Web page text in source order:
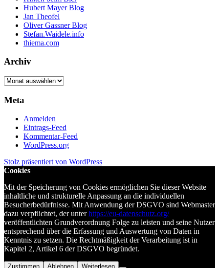
Hubert Mayer Blog
Jan Theofel
Oliver Gassner Blog
Stefan.Waidele.info
thiema.com
Archiv
Archiv
Meta
Anmelden
Eintrags-Feed
Kommentar-Feed
WordPress.org
Stolz präsentiert von WordPress
Cookies
Mit der Speicherung von Cookies ermöglichen Sie dieser Website
inhaltliche und strukturelle Anpassung an die individuellen
Besucherbedürfnisse. Mit Anwendung der DSGVO sind Webmaster
dazu verpflichtet, der unterhttps://eu-datenschutz.org/
veröffentlichten Grundverordnung Folge zu leisten und seine Nutzer
entsprechend über die Erfassung und Auswertung von Daten in
Kenntnis zu setzen. Die Rechtmäßigkeit der Verarbeitung ist in
Kapitel 2, Artikel 6 der DSGVO begründet.
Zustimmen Ablehnen Weiterlesen